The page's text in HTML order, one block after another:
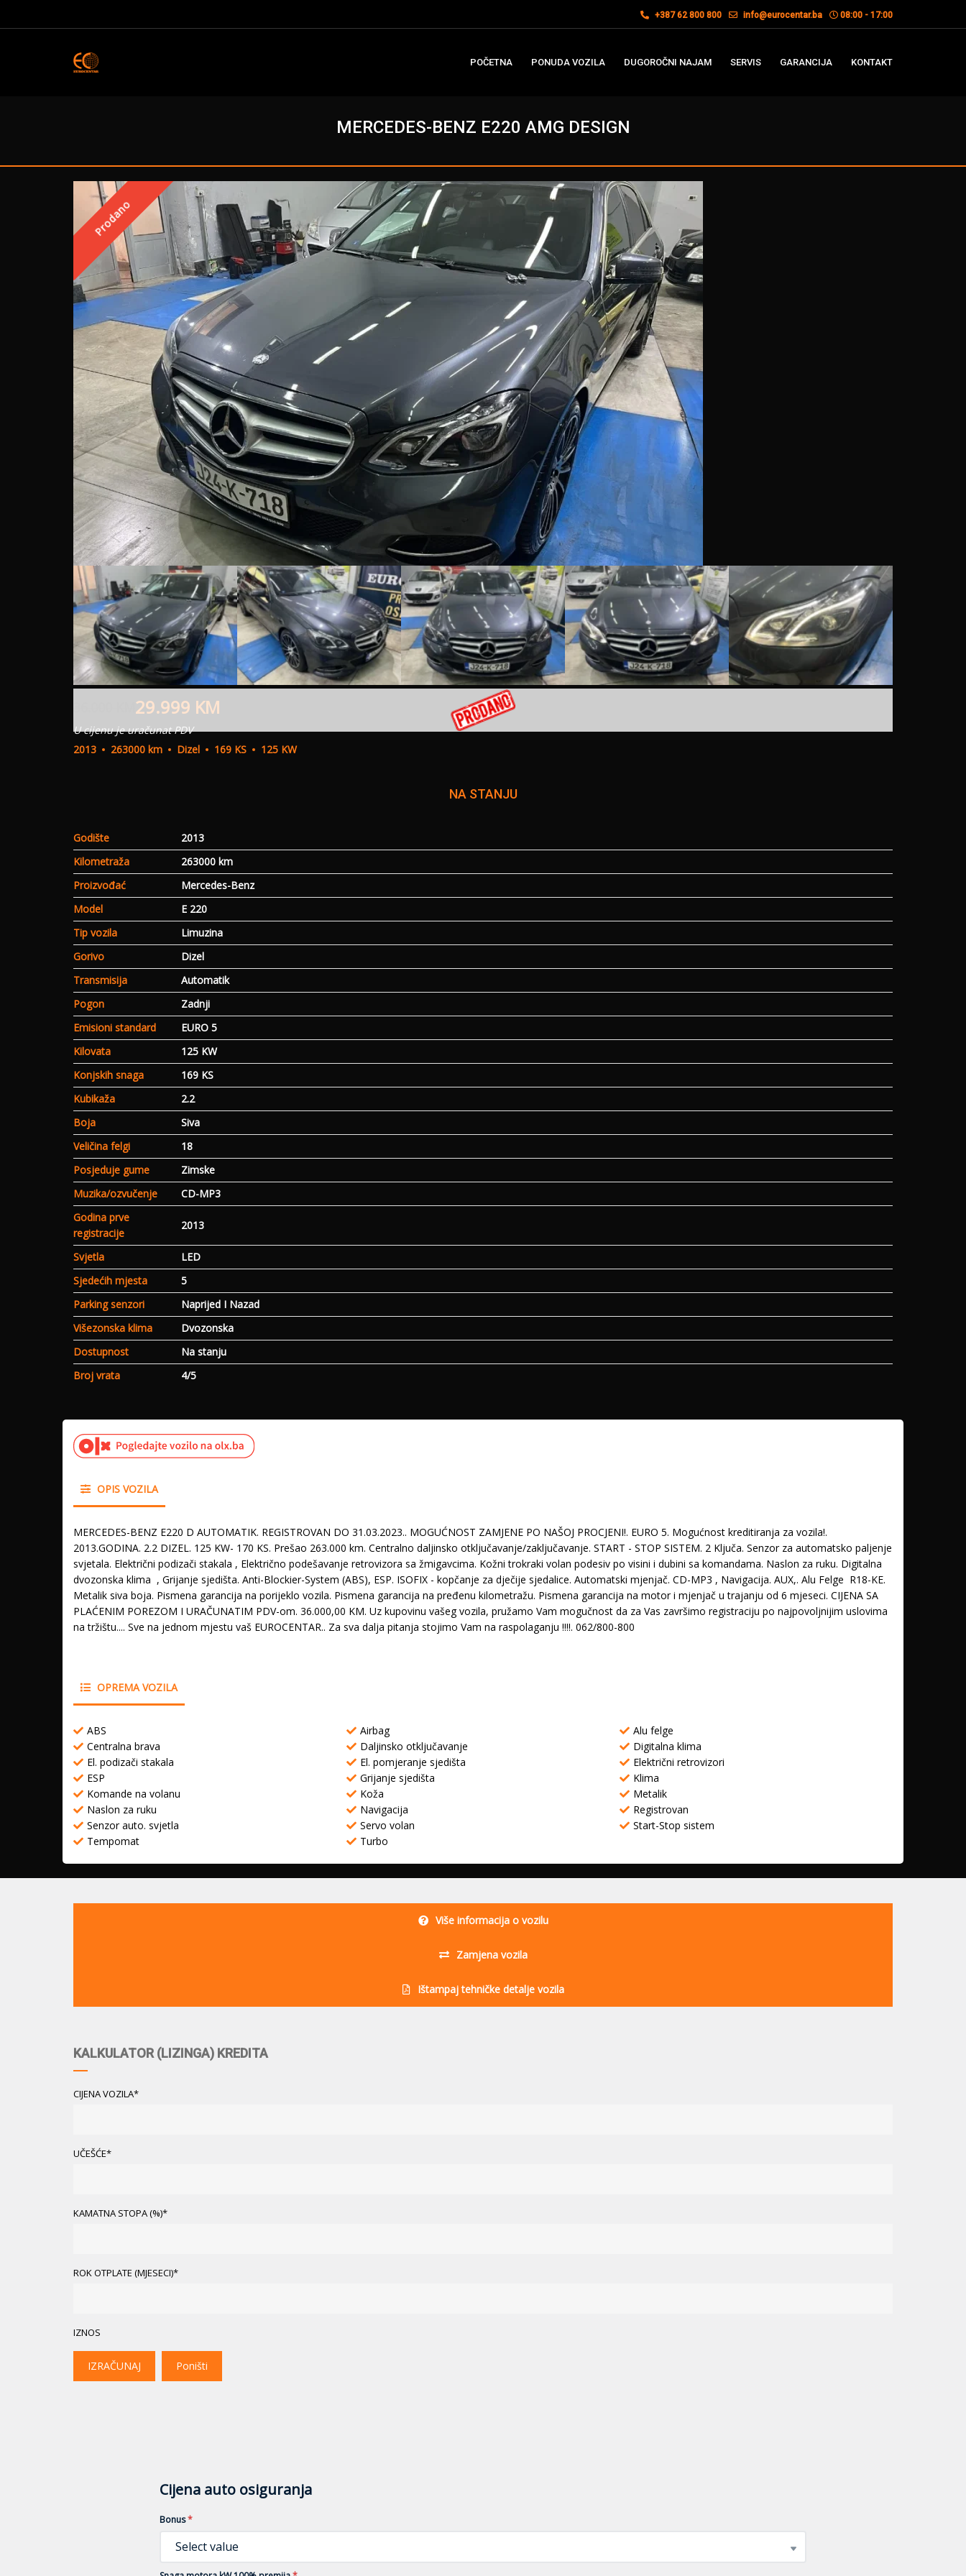
+387 62 800 800 info@eurocentar.ba 08:00 - 17:00
POČETNA PONUDA VOZILA DUGOROČNI NAJAM SERVIS GARANCIJA KONTAKT
MERCEDES-BENZ E220 AMG DESIGN
Prodano
29.999 KM
U cijenu je uračunat PDV
2013
263000 km Dizel 169 KS 125 KW
NA STANJU
Godište
2013
Kilometraža
263000 km
Proizvođać
Mercedes-Benz
Model
E 220
Tip vozila
Limuzina
Gorivo
Dizel
Transmisija
Automatik
Pogon
Zadnji
Emisioni standard
EURO 5
Kilovata
125 KW
Konjskih snaga
169 KS
Kubikaža
2.2
Boja
Siva
Veličina felgi
18
Posjeduje gume
Zimske
Muzika/ozvučenje
CD-MP3
Godina prve
registracije
2013
Svjetla
LED
Sjedećih mjesta
5
Parking senzori
Naprijed I Nazad
Višezonska klima
Dvozonska
Dostupnost
Na stanju
Broj vrata
4/5
OPIS VOZILA
MERCEDES-BENZ E220 D AUTOMATIK. REGISTROVAN DO 31.03.2023.. MOGUĆNOST ZAMJENE PO NAŠOJ PROCJENI!. EURO 5. Mogućnost kreditiranja za vozila!.
2013.GODINA. 2.2 DIZEL. 125 KW- 170 KS. Prešao 263.000 km. Centralno daljinsko otključavanje/zaključavanje. START - STOP SISTEM. 2 Ključa. Senzor za automatsko paljenje
svjetala. Električni podizači stakala , Električno podešavanje retrovizora sa žmigavcima. Kožni trokraki volan podesiv po visini i dubini sa komandama. Naslon za ruku. Digitalna
dvozonska klima , Grijanje sjedišta. Anti-Blockier-System (ABS), ESP. ISOFIX - kopčanje za dječije sjedalice. Automatski mjenjač. CD-MP3 , Navigacija. AUX,. Alu Felge R18-KE.
Metalik siva boja. Pismena garancija na porijeklo vozila. Pismena garancija na pređenu kilometražu. Pismena garancija na motor i mjenjač u trajanju od 6 mjeseci. CIJENA SA
PLAĆENIM POREZOM I URAČUNATIM PDV-om. 36.000,00 KM. Uz kupovinu vašeg vozila, pružamo Vam mogučnost da za Vas završimo registraciju po najpovoljnijim uslovima
na tržištu.... Sve na jednom mjestu vaš EUROCENTAR.. Za sva dalja pitanja stojimo Vam na raspolaganju !!!!. 062/800-800
OPREMA VOZILA
ABS Airbag
Alu felge
Centralna brava
Daljinsko otključavanje
Digitalna klima
El. podizači stakala
El. pomjeranje sjedišta
Električni retrovizori
ESP
Grijanje sjedišta
Klima
Komande na volanu
Koža
Metalik
Naslon za ruku
Navigacija
Registrovan
Senzor auto. svjetla
Servo volan
Start-Stop sistem
Tempomat
Turbo
Više informacija o vozilu
Zamjena vozila
Ištampaj tehničke detalje vozila
KALKULATOR (LIZINGA) KREDITA
CIJENA VOZILA*
UČEŠĆE*
KAMATNA STOPA (%)*
ROK OTPLATE (MJESECI)*
IZNOS
IZRAČUNAJ Poništi
Cijena auto osiguranja
Bonus*
Select value